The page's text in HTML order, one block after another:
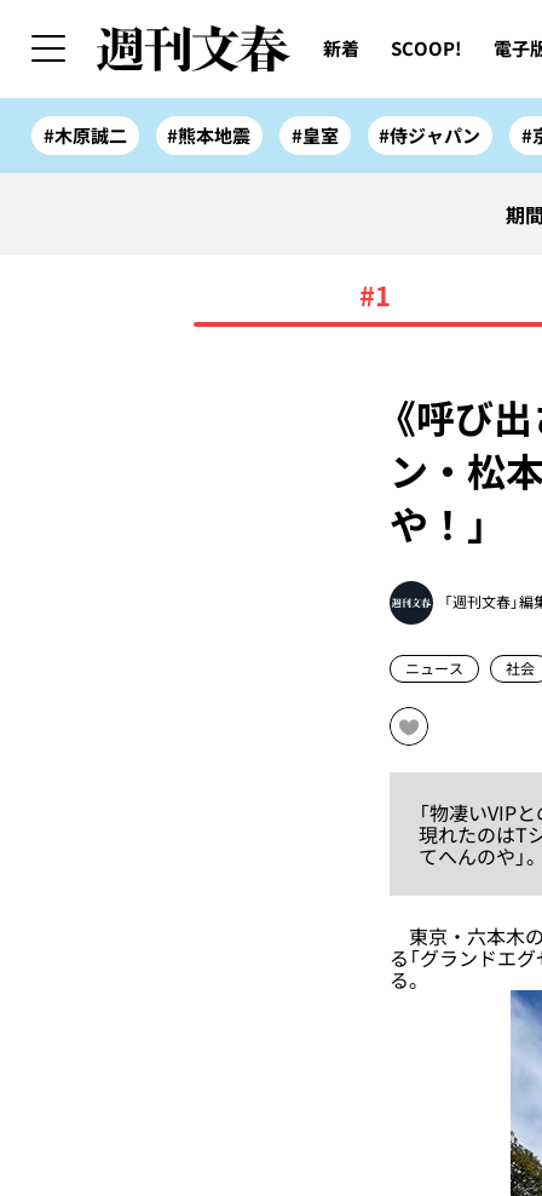
新着 SCOOP! 電子
#木原誠二 #熊本地震 #皇室 #侍ジャパン #
期
#1
《呼び
ン・松
や！」
「週刊文春」編
ニュース 社会
「物凄いVIP
現れたのはT
てへんのや
東京・六本木
る「グランドエ
る。